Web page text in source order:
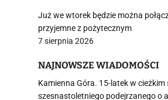
Już we wtorek będzie można
przyjemne z pożytecznym
7 sierpnia 2026
NAJNOWSZE WIADOMOŚCI
Kamienna Góra. 15-latek w
szesnastoletniego podejrzanego o